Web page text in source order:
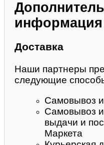
информация
Доставка
Наши партнеры
следующие
Самовывоз
Самовывоз
выдачи и
Маркета